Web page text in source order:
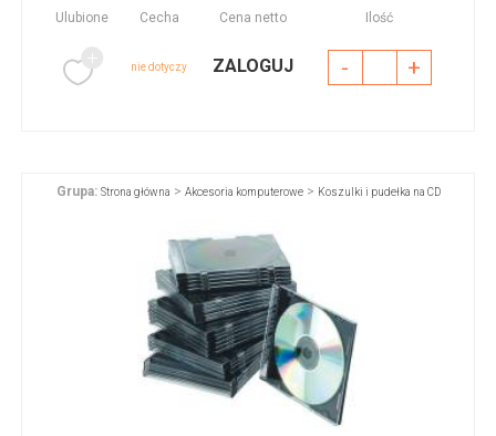
Ulubione Cecha Cena netto Ilość
nie dotyczy ZALOGUJ - +
Grupa: Strona główna > Akcesoria komputerowe> Koszulki i pudełka na CD